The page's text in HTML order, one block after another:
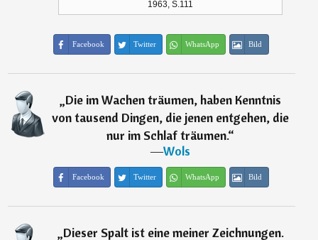
1963, S.111
Facebook Twitter WhatsApp Bild
„Die im Wachen träumen, haben Kenntnis
von tausend Dingen, die jenen entgehen, die
nur im Schlaf träumen.“
―Wols
Facebook Twitter WhatsApp Bild
„Dieser Spalt ist eine meiner Zeichnungen.